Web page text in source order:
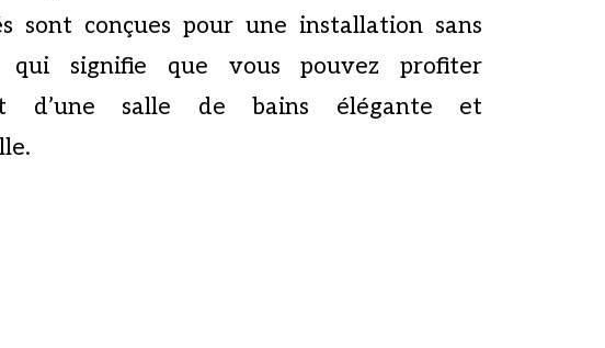
sont conçues pour une installation sans
qui signifie que vous pouvez profiter
d’une salle de bains élégante et